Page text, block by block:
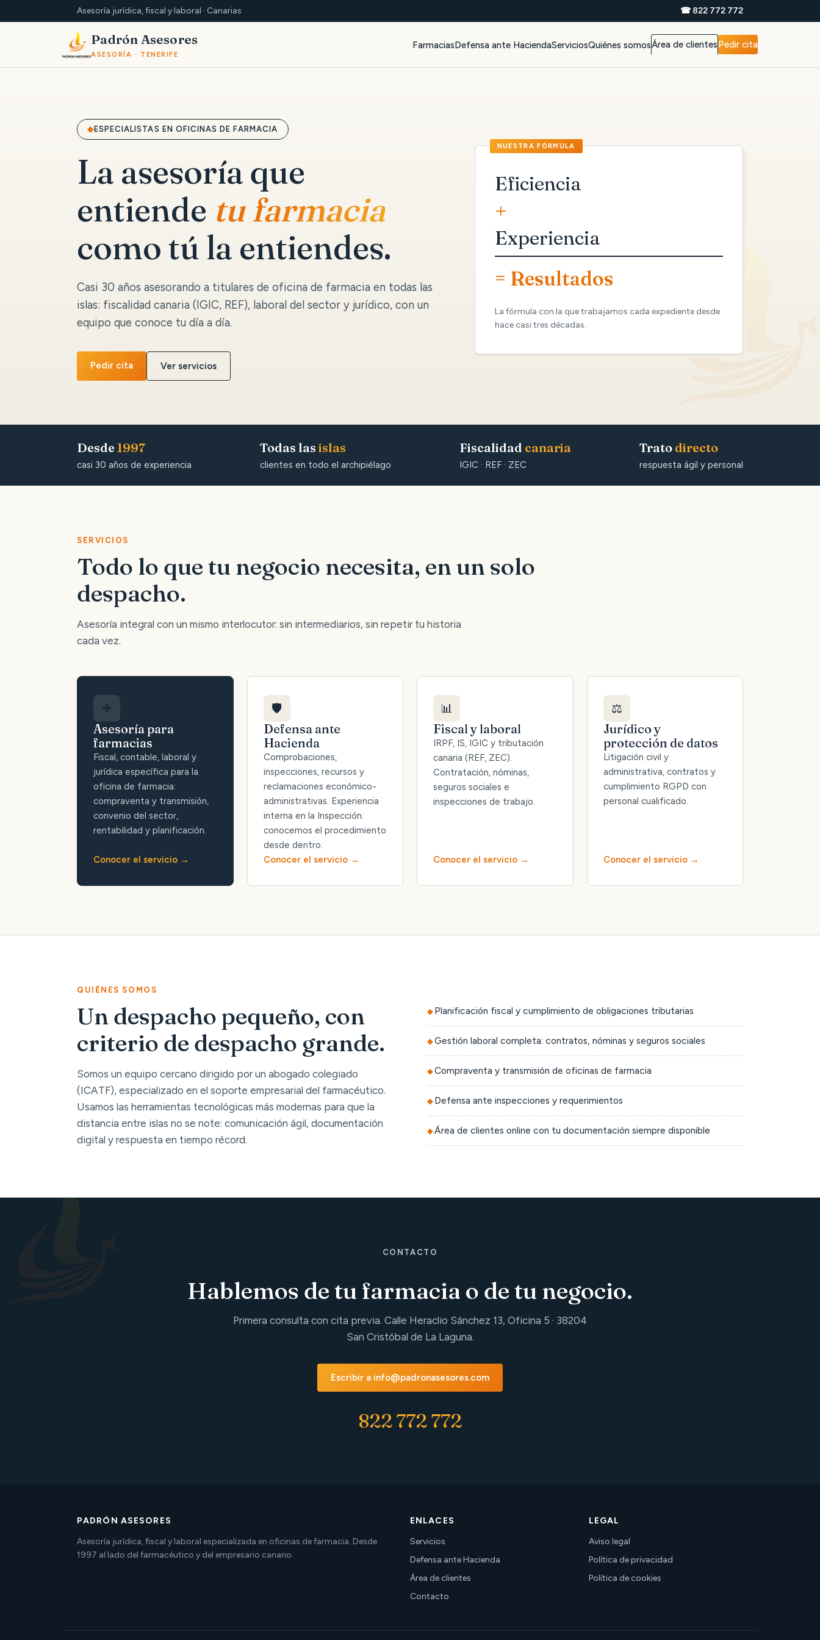
Asesoría jurídica, fiscal y laboral · Canarias ☎ 822 772 772
Padrón Asesores
ASESORÍA · TENERIFE
FarmaciasDefensa ante HaciendaServiciosQuiénes somosÁrea de clientesPedir cita
ESPECIALISTAS EN OFICINAS DE FARMACIA
La asesoría que
entiende tu farmacia
como tú la entiendes.
Casi 30 años asesorando a titulares de oficina de farmacia en todas las
islas: fiscalidad canaria (IGIC, REF), laboral del sector y jurídico, con un
equipo que conoce tu día a día.
Pedir cita Ver servicios
Eficiencia
+
Experiencia
= Resultados
La fórmula con la que trabajamos cada expediente desde
hace casi tres décadas.
Desde 1997
casi 30 años de experiencia
Todas las islas
clientes en todo el archipiélago
Fiscalidad canaria
IGIC · REF · ZEC
Trato directo
respuesta ágil y personal
SERVICIOS
Todo lo que tu negocio necesita, en un solo
despacho.
Asesoría integral con un mismo interlocutor: sin intermediarios, sin repetir tu historia
cada vez.
Asesoría para
farmacias
Fiscal, contable, laboral y
jurídica específica para la
oficina de farmacia:
compraventa y transmisión,
convenio del sector,
rentabilidad y planificación.
Conocer el servicio
🛡️
Defensa ante
Hacienda
Comprobaciones,
inspecciones, recursos y
reclamaciones económico-
administrativas. Experiencia
interna en la Inspección:
conocemos el procedimiento
desde dentro.
Conocer el servicio
📊
Fiscal y laboral
IRPF, IS, IGIC y tributación
canaria (REF, ZEC).
Contratación, nóminas,
seguros sociales e
inspecciones de trabajo.
Conocer el servicio
⚖️
Jurídico y
protección de datos
Litigación civil y
administrativa, contratos y
cumplimiento RGPD con
personal cualificado.
Conocer el servicio
QUIÉNES SOMOS
Un despacho pequeño, con
criterio de despacho grande.
Somos un equipo cercano dirigido por un abogado colegiado
(ICATF), especializado en el soporte empresarial del farmacéutico.
Usamos las herramientas tecnológicas más modernas para que la
distancia entre islas no se note: comunicación ágil, documentación
digital y respuesta en tiempo récord.
Planificación fiscal y cumplimiento de obligaciones tributarias
Gestión laboral completa: contratos, nóminas y seguros sociales
Compraventa y transmisión de oficinas de farmacia
Defensa ante inspecciones y requerimientos
Área de clientes online con tu documentación siempre disponible
CONTACTO
Hablemos de tu farmacia o de tu negocio.
Primera consulta con cita previa. Calle Heraclio Sánchez 13, Oficina 5 · 38204
San Cristóbal de La Laguna.
Escribir a info@padronasesores.com
822 772 772
PADRÓN ASESORES
Asesoría jurídica, fiscal y laboral especializada en oficinas de farmacia. Desde
1997 al lado del farmacéutico y del empresario canario.
ENLACES
Servicios
Defensa ante Hacienda
Área de clientes
Contacto
LEGAL
Aviso legal
Política de privacidad
Política de cookies